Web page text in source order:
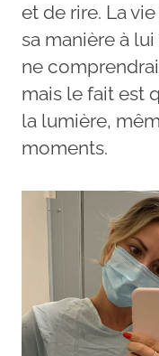
et de rire. La
sa manière à
ne
mais le fait est
la lumière,
moments.